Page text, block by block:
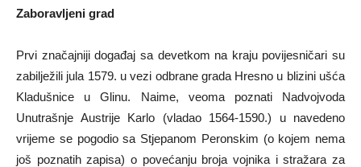
Zaboravljeni grad
Prvi značajniji događaj sa devetkom na kraju povijesničari su
zabilježili jula 1579. u vezi odbrane grada Hresno u blizini ušća
Kladušnice u Glinu. Naime, veoma poznati Nadvojvoda
Unutrašnje Austrije Karlo (vladao 1564-1590.) u navedeno
vrijeme se pogodio sa Stjepanom Peronskim (o kojem nema
još poznatih zapisa) o povećanju broja vojnika i stražara za